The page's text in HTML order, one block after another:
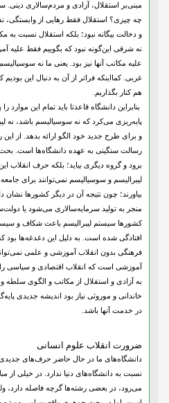
مبنی‌بر استقلال، آزادی و مردم‌سالاری
چه چیزی؟ استقلال فقط رهایی از وابستگی،
و دخالت بیگانه نبود؛ بلکه استقلال نسبت به
نه شرقی این‌گونه نبود که بگوییم فقط علیه
علیه مکاتب آنها نیز بود. یعنی ما نه
غربی. کمااینکه فراتر از آن به دنبال این
هم کنار بگذاریم.
بنابر‌این دانشگاه قاعدتا باید تمام این موارد
پایه‌ریزی می‌کرد که نه سوسیالیسم باشد، نه
و برای طرح جدید خود الگو ارائه بدهد. از
رسالت سنگینی به عهده دانشگاه‌ها است. بحث
برود و گروه دیگری بیاید؛ بلکه حرف انقلاب
لیبرالیسم و سوسیالیسم نمی‌توانند برای
بیاورند؛ چون نتیجه آن در دیگر کشورها نشان
منجر به تولید سرمایه‌سالاری می‌شود یا
کشورها سیستم لیبرالیسم باعث شکاف و
افتادگی شده است. به دلیل این دغدغه‌ها
فرهنگی بدون انقلاب آموزشی و علمی
آموزشی است که انقلاب اقتصادی و سیاسی را
به آزادی و استقلال از مکاتب و الگوی سلطه
خاندانی و موروثی نیاز بود اندیشه جدیدی
در خدمت آنها باشد.
ضرورت انقلاب علوم انسانی
دانشگاه‌های ما در حال حاضر حرف‌های
نسبت به دانشگاه‌های دنیا ندارد. در خیلی از
می‌رود، در بعضی رشته‌ها گرچه فاصله دارد،